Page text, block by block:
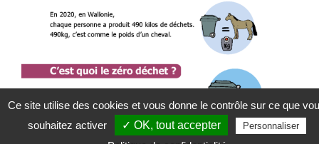
Ce site utilise des cookies et vous donne le contrôle sur ce que
souhaitez activer
✓ OK, tout accepter Personnaliser